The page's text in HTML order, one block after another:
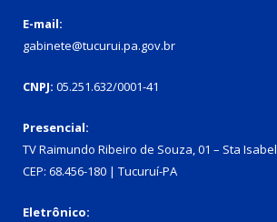
E-mail:
gabinete@tucurui.pa.gov.br
CNPJ: 05.251.632/0001-41
Presencial:
TV Raimundo Ribeiro de Souza, 01 – Sta Isabel
CEP: 68.456-180 | Tucuruí-PA
Eletrônico: